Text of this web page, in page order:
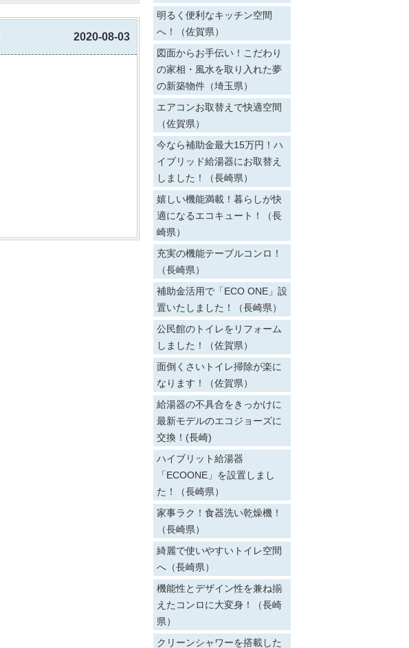
2020-08-03
明るく便利なキッチン空間
へ！（佐賀県）
図面からお手伝い！こだわり
の家相・風水を取り入れた夢
の新築物件（埼玉県）
エアコンお取替えで快適空間
（佐賀県）
今なら補助金最大15万円！ハ
イブリッド給湯器にお取替え
しました！（長崎県）
嬉しい機能満載！暮らしが快
適になるエコキュート！（長
崎県）
充実の機能テーブルコンロ！
（長崎県）
補助金活用で「ECO ONE」設
置いたしました！（長崎県）
公民館のトイレをリフォーム
しました！（佐賀県）
面倒くさいトイレ掃除が楽に
なります！（佐賀県）
給湯器の不具合をきっかけに
最新モデルのエコジョーズに
交換！(長崎)
ハイブリット給湯器
「ECOONE」を設置しまし
た！（長崎県）
家事ラク！食器洗い乾燥機！
（長崎県）
綺麗で使いやすいトイレ空間
へ（長崎県）
機能性とデザイン性を兼ね揃
えたコンロに大変身！（長崎
県）
クリーンシャワーを搭載した